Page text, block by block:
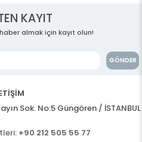
KAYIT
almak için kayıt olun!
GÖNDER
Sok. No:5 Güngören / İSTANBUL
+90 212 505 55 77